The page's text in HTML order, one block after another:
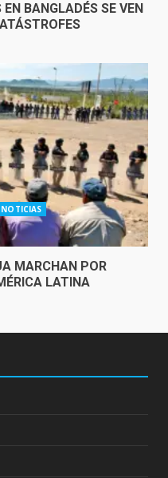
BANGLADÉS SE VEN
NOTICIAS
MARCHAN POR
LATINA